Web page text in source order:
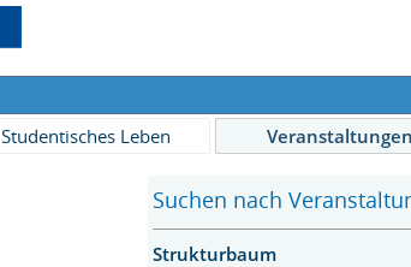
Studentisches Leben Veranstaltungen
Suchen nach
Strukturbaum